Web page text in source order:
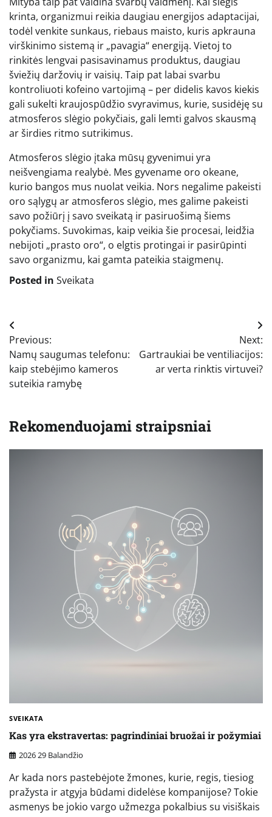
krinta, organizmui reikia daugiau energijos adaptacijai,
todėl venkite sunkaus, riebaus maisto, kuris apkrauna
virškinimo sistemą ir „pavagia“ energiją. Vietoj to
rinkitės lengvai pasisavinamus produktus, daugiau
šviežių daržovių ir vaisių. Taip pat labai svarbu
kontroliuoti kofeino vartojimą – per didelis kavos kiekis
gali sukelti kraujospūdžio svyravimus, kurie, susidėję su
atmosferos slėgio pokyčiais, gali lemti galvos skausmą
ar širdies ritmo sutrikimus.
Atmosferos slėgio įtaka mūsų gyvenimui yra
neišvengiama realybė. Mes gyvename oro okeane,
kurio bangos mus nuolat veikia. Nors negalime pakeisti
oro sąlygų ar atmosferos slėgio, mes galime pakeisti
savo požiūrį į savo sveikatą ir pasiruošimą šiems
pokyčiams. Suvokimas, kaip veikia šie procesai, leidžia
nebijoti „prasto oro“, o elgtis protingai ir pasirūpinti
savo organizmu, kai gamta pateikia staigmenų.
Posted in Sveikata
Navigacija
tarp
įrašų
Previous:
Namų saugumas telefonu:
kaip stebėjimo kameros
suteikia ramybę
Next:
Gartraukiai be ventiliacijos:
ar verta rinktis virtuvei?
Rekomenduojami straipsniai
SVEIKATA
Kas yra ekstravertas: pagrindiniai bruožai ir požymiai
2026 29 Balandžio
Ar kada nors pastebėjote žmones, kurie, regis, tiesiog
pražysta ir atgyja būdami didelėse kompanijose? Tokie
asmenys be jokio vargo užmezga pokalbius su visiškais